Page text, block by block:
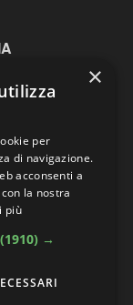
per la mostra
audio 32-bit
×
per
di navigazione.
acconsenti a
la nostra
più
(1910) →